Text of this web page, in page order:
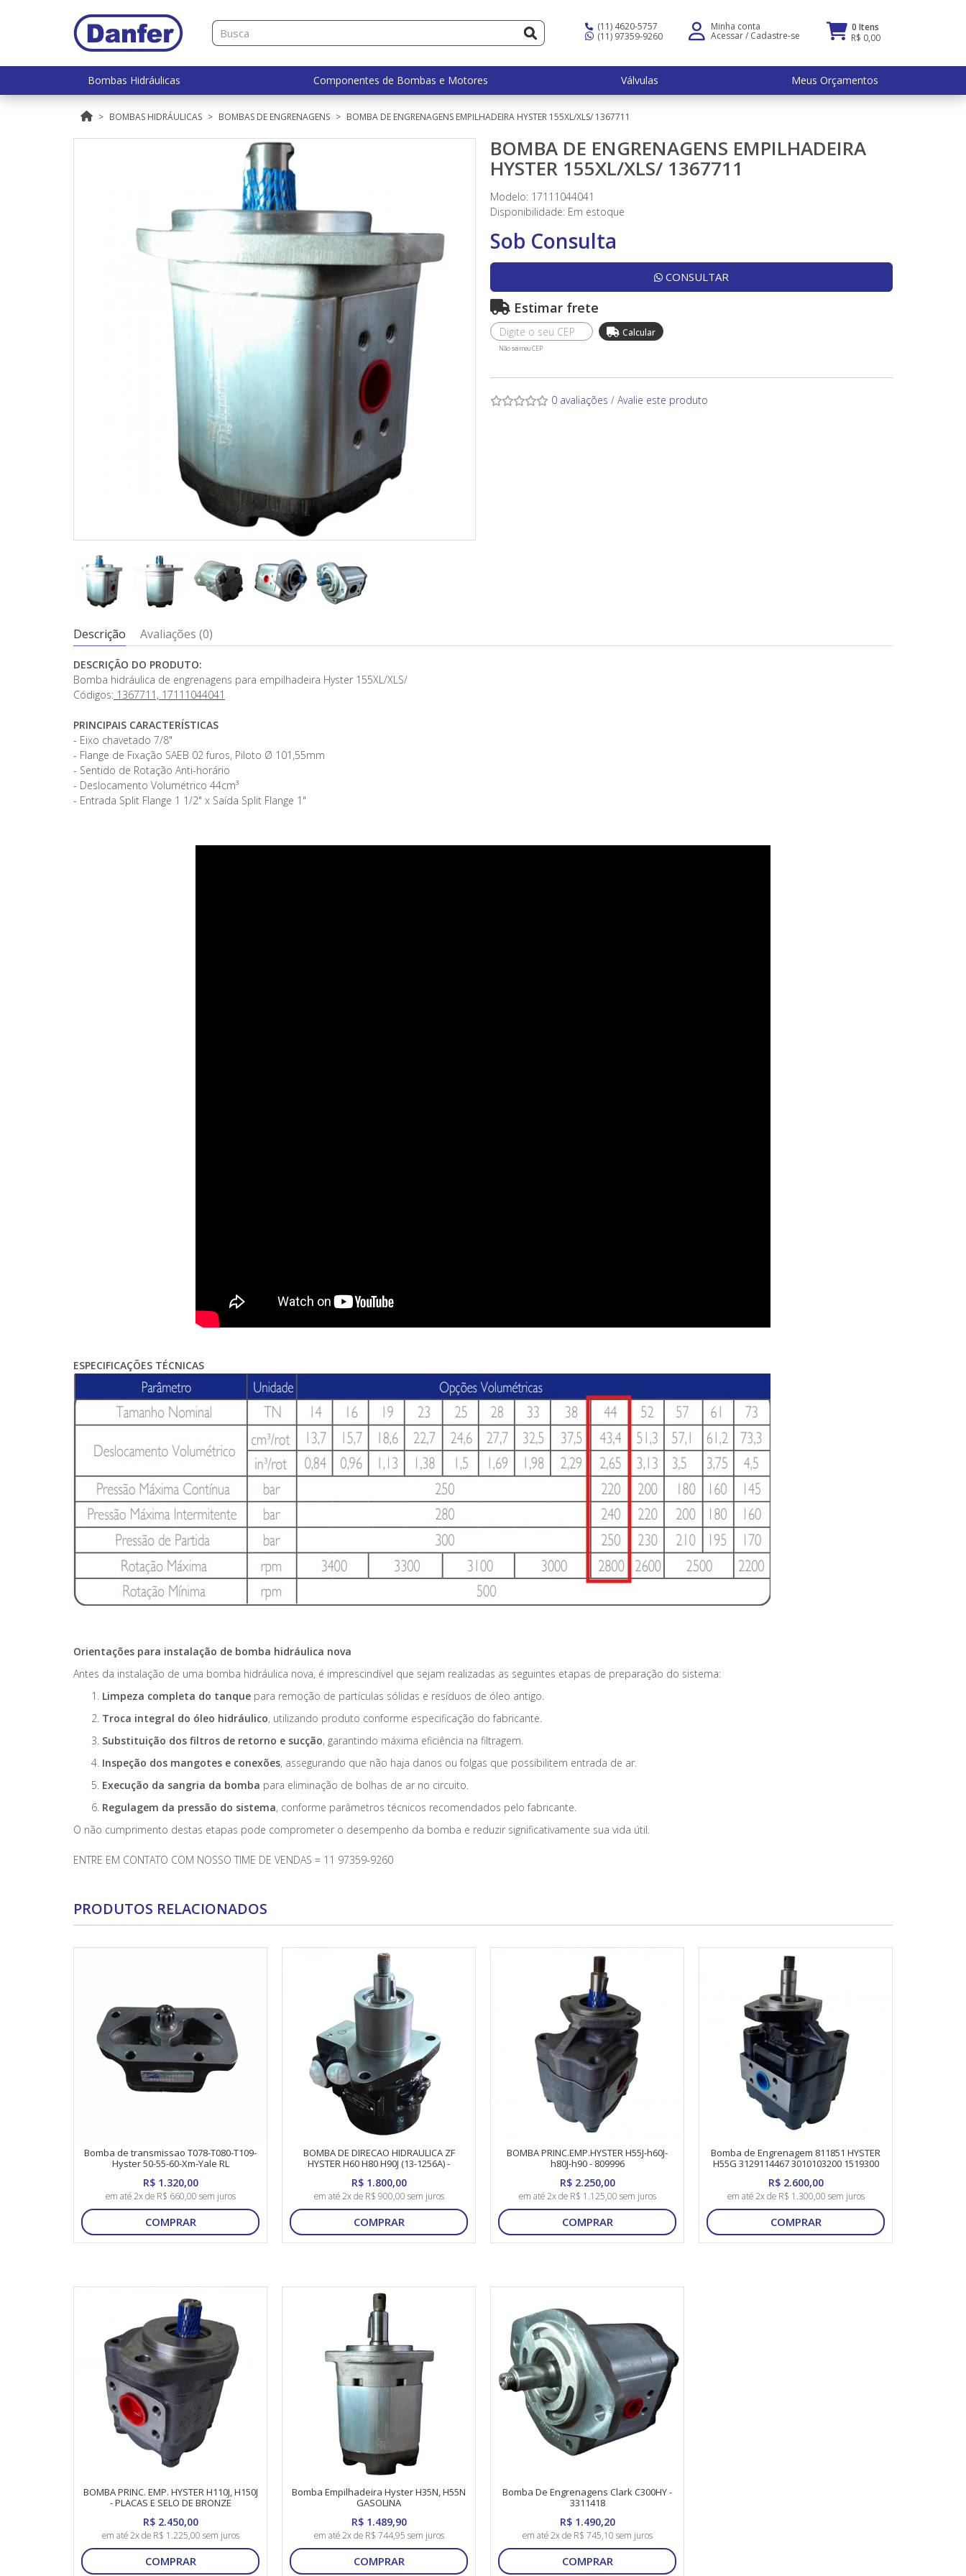
(11) 4620-5757
(11) 97359-9260
Minha conta
Acessar/ Cadastre-se
0 Itens
R$ 0,00
Bombas Hidráulicas Componentes de Bombas e Motores Válvulas Meus Orçamentos
BOMBAS HIDRÁULICAS BOMBAS DE ENGRENAGENS BOMBA DE ENGRENAGENS EMPILHADEIRA HYSTER 155XL/XLS/ 1367711
BOMBA DE ENGRENAGENS EMPILHADEIRA
HYSTER 155XL/XLS/ 1367711
Modelo: 17111044041
Disponibilidade: Em estoque
Sob Consulta
CONSULTAR
Estimar frete
Não sei meu CEP
0 avaliações / Avalie este produto
Descrição Avaliações (0)
DESCRIÇÃO DO PRODUTO:
Bomba hidráulica de engrenagens para empilhadeira Hyster 155XL/XLS/
Códigos: 1367711, 17111044041
PRINCIPAIS CARACTERÍSTICAS
- Eixo chavetado 7/8"
- Flange de Fixação SAEB 02 furos, Piloto Ø 101,55mm
- Sentido de Rotação Anti-horário
- Deslocamento Volumétrico 44cm³
- Entrada Split Flange 1 1/2" x Saída Split Flange 1"
ESPECIFICAÇÕES TÉCNICAS
Orientações para instalação de bomba hidráulica nova
Antes da instalação de uma bomba hidráulica nova, é imprescindível que sejam realizadas as seguintes etapas de preparação do sistema:
Limpeza completa do tanque para remoção de partículas sólidas e resíduos de óleo antigo.
Troca integral do óleo hidráulico, utilizando produto conforme especificação do fabricante.
Substituição dos filtros de retorno e sucção, garantindo máxima eficiência na filtragem.
Inspeção dos mangotes e conexões, assegurando que não haja danos ou folgas que possibilitem entrada de ar.
Execução da sangria da bomba para eliminação de bolhas de ar no circuito.
Regulagem da pressão do sistema, conforme parâmetros técnicos recomendados pelo fabricante.
O não cumprimento destas etapas pode comprometer o desempenho da bomba e reduzir significativamente sua vida útil.
ENTRE EM CONTATO COM NOSSO TIME DE VENDAS = 11 97359-9260
PRODUTOS RELACIONADOS
Bomba de transmissao T078-T080-T109-
Hyster 50-55-60-Xm-Yale RL
R$ 1.320,00
em até 2x de R$ 660,00 sem juros
COMPRAR
BOMBA DE DIRECAO HIDRAULICA ZF
HYSTER H60 H80 H90J (13-1256A) -
R$ 1.800,00
em até 2x de R$ 900,00 sem juros
COMPRAR
BOMBA PRINC.EMP.HYSTER H55J-h60J-
h80J-h90 - 809996
R$ 2.250,00
em até 2x de R$ 1.125,00 sem juros
COMPRAR
Bomba de Engrenagem 811851 HYSTER
H55G 3129114467 3010103200 1519300
R$ 2.600,00
em até 2x de R$ 1.300,00 sem juros
COMPRAR
BOMBA PRINC. EMP. HYSTER H110J, H150J
- PLACAS E SELO DE BRONZE
R$ 2.450,00
em até 2x de R$ 1.225,00 sem juros
COMPRAR
Bomba Empilhadeira Hyster H35N, H55N
GASOLINA
R$ 1.489,90
em até 2x de R$ 744,95 sem juros
COMPRAR
Bomba De Engrenagens Clark C300HY -
3311418
R$ 1.490,20
em até 2x de R$ 745,10 sem juros
COMPRAR